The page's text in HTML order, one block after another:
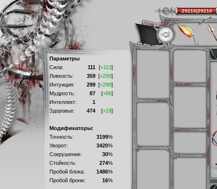
Параметры
Сила:
111 [+110]
Ловкость:
359 [+299]
Интуиция:
299 [+298]
Мудрость:
87 [+86]
Интеллект:
1
Здоровье:
474 [+18]
Модификаторы:
Точность:
3199%
Уворот:
3420%
Сокрушение:
30%
Стойкость:
274%
Пробой блока:
1486%
Пробой брони:
16%
29210|29210